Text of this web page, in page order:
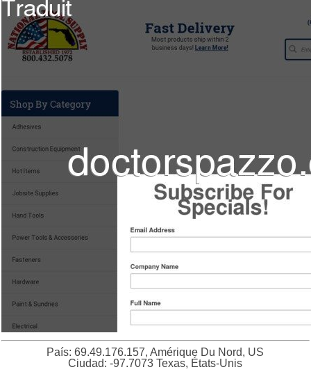
País: 69.49.176.157, Amérique Du Nord, US
Ciudad: -97.7073 Texas, États-Unis